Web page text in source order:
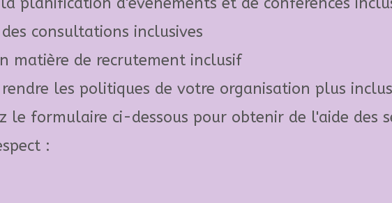
consultations inclusives
matière de recrutement inclusif
les politiques de votre organisation plus
le formulaire ci-dessous pour obtenir de l'aide des
: